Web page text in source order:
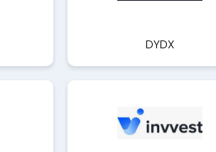
DYDX